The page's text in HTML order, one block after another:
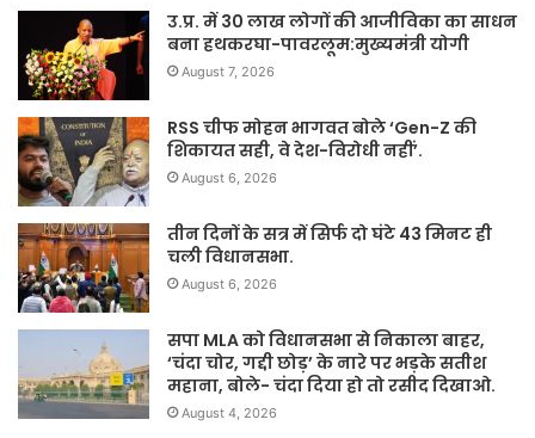
उ.प्र. में 30 लाख लोगों की आजीविका का साधन
बना हथकरघा-पावरलूम:मुख्यमंत्री योगी
August 7, 2026
RSS चीफ मोहन भागवत बोले ‘Gen-Z की
शिकायत सही, वे देश-विरोधी नहीं’.
August 6, 2026
तीन दिनों के सत्र में सिर्फ दो घंटे 43 मिनट ही
चली विधानसभा.
August 6, 2026
सपा MLA को विधानसभा से निकाला बाहर,
‘चंदा चोर, गद्दी छोड़’ के नारे पर भड़के सतीश
महाना, बोले- चंदा दिया हो तो रसीद दिखाओ.
August 4, 2026